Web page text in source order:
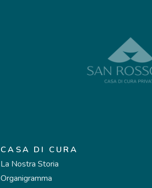
CASA DI CURA
La Nostra Storia
Organigramma